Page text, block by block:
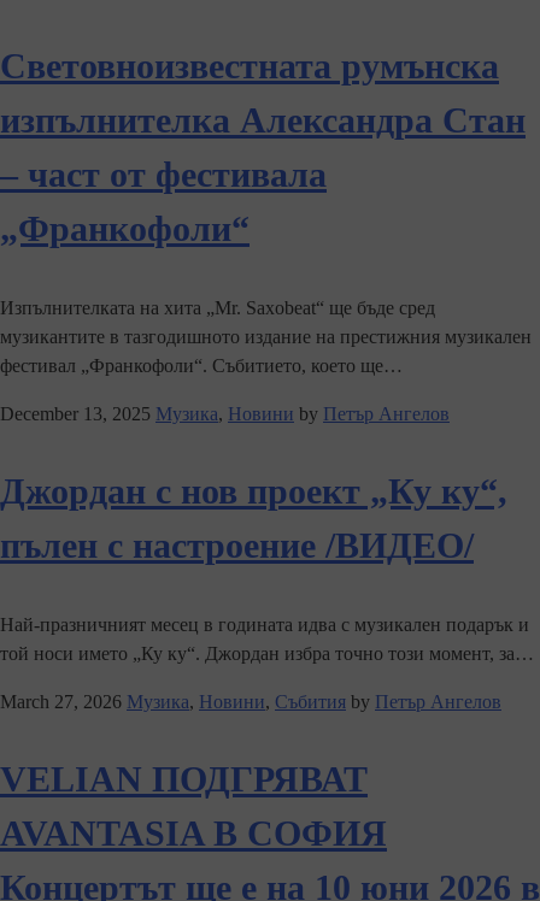
Световноизвестната румънска
изпълнителка Александра Стан
– част от фестивала
„Франкофоли“
Изпълнителката на хита „Mr. Saxobeat“ ще бъде сред
музикантите в тазгодишното издание на престижния музикален
фестивал „Франкофоли“. Събитието, което ще…
December 13, 2025 Музика, Новини by Петър Ангелов
Джордан с нов проект „Ку ку“,
пълен с настроение /ВИДЕО/
Най-празничният месец в годината идва с музикален подарък и
той носи името „Ку ку“. Джордан избра точно този момент, за…
March 27, 2026 Музика, Новини, Събития by Петър Ангелов
VELIAN ПОДГРЯВАТ
AVANTASIA В СОФИЯ
Концертът ще е на 10 юни 2026 в